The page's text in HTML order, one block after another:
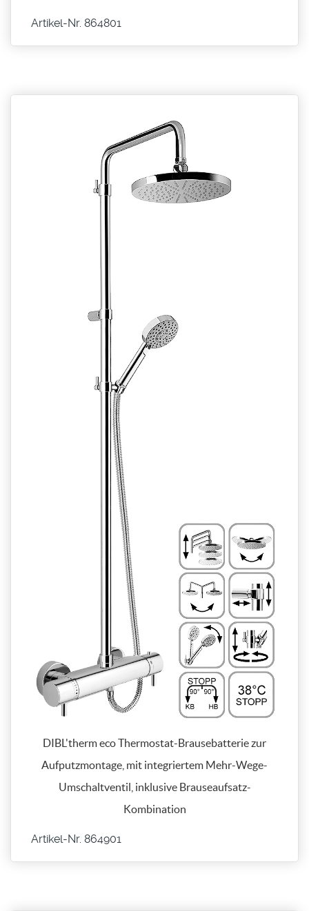
Artikel-Nr. 864801
DIBL'therm eco Thermostat-Brausebatterie zur
Aufputzmontage, mit integriertem Mehr-Wege-
Umschaltventil, inklusive Brauseaufsatz-
Kombination
Artikel-Nr. 864901